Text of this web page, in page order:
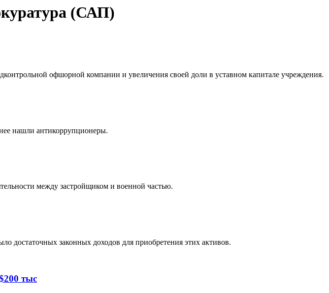
(САП)
офшорной компании и увеличения своей доли в уставном капитале учреждения.
нашли антикоррупционеры.
между застройщиком и военной частью.
достаточных законных доходов для приобретения этих активов.
тыс